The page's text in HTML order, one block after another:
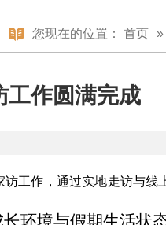
您现在的位置： 首页 »
作圆满完成
工作，通过实地走访与线
环境与假期生活状